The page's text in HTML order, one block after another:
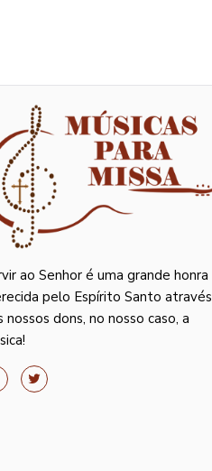
ao Senhor é uma grande honra
pelo Espírito Santo através
nossos dons, no nosso caso, a